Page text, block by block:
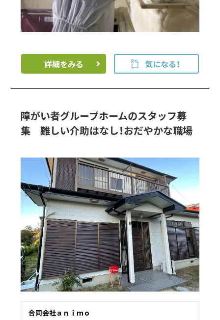
詳細をみる 気になる！
障がい者グループホームのスタッフ募
集 難しい介助はなし！おだやかな職場
合同会社ａｎｉｍｏ